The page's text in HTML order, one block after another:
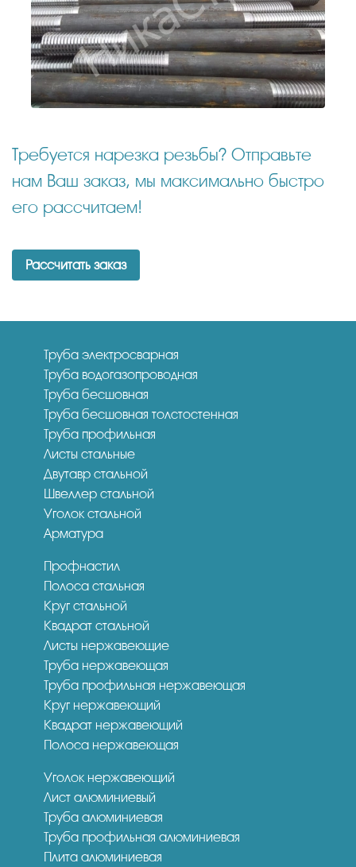
Требуется нарезка резьбы? Отправьте
нам Ваш заказ, мы максимально быстро
его рассчитаем!
Рассчитать заказ
Труба электросварная
Труба водогазопроводная
Труба бесшовная
Труба бесшовная толстостенная
Труба профильная
Листы стальные
Двутавр стальной
Швеллер стальной
Уголок стальной
Арматура
Профнастил
Полоса стальная
Круг стальной
Квадрат стальной
Листы нержавеющие
Труба нержавеющая
Труба профильная нержавеющая
Круг нержавеющий
Квадрат нержавеющий
Полоса нержавеющая
Уголок нержавеющий
Лист алюминиевый
Труба алюминиевая
Труба профильная алюминиевая
Плита алюминиевая